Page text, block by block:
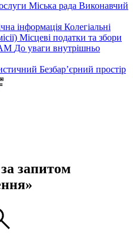
Міська рада Виконавчий
інформація Колегіальні
Місцеві податки та збори
До уваги внутрішньо
Безбар’єрний простір
запитом